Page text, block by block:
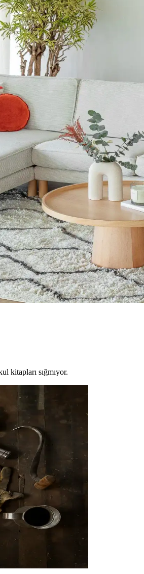
Mekan Tasarımı
belirler. 60/30/10 prensibi ve
Sağlanması
mekânın estetik ve fonksiyonel
Evi İçin Pratik Çözümler
estetik ve fonksiyonelliği
Alternatifler ve Üretim
ve yapı marketlerinden temin
Mekan Estetiği
öne çıkar. Renk bütünlüğü ve
Önerileri
ve aksesuar seçimi önemlidir. Uygun
Stratejileri
ile estetiğin dengelenmesi
kitapları sığmıyor.